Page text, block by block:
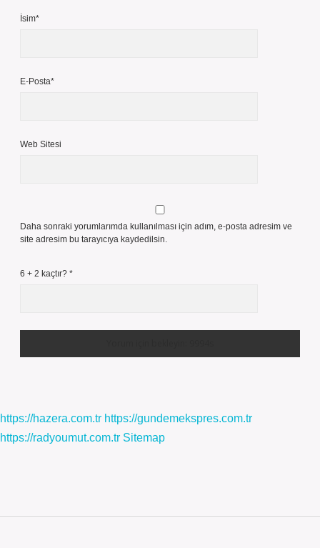
İsim*
E-Posta*
Web Sitesi
Daha sonraki yorumlarımda kullanılması için adım, e-posta adresim ve
site adresim bu tarayıcıya kaydedilsin.
6 + 2 kaçtır? *
https://hazera.com.tr https://gundemekspres.com.tr
https://radyoumut.com.tr Sitemap